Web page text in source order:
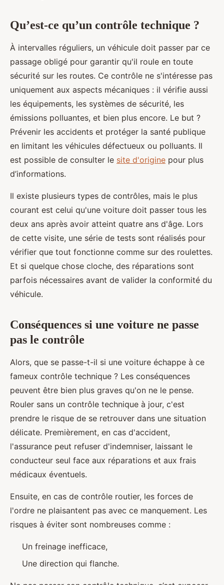
Qu’est-ce qu’un contrôle technique ?
À intervalles réguliers, un véhicule doit passer par ce
passage obligé pour garantir qu'il roule en toute
sécurité sur les routes. Ce contrôle ne s'intéresse pas
uniquement aux aspects mécaniques : il vérifie aussi
les équipements, les systèmes de sécurité, les
émissions polluantes, et bien plus encore. Le but ?
Prévenir les accidents et protéger la santé publique
en limitant les véhicules défectueux ou polluants. Il
est possible de consulter le site d'origine pour plus
d’informations.
Il existe plusieurs types de contrôles, mais le plus
courant est celui qu'une voiture doit passer tous les
deux ans après avoir atteint quatre ans d'âge. Lors
de cette visite, une série de tests sont réalisés pour
vérifier que tout fonctionne comme sur des roulettes.
Et si quelque chose cloche, des réparations sont
parfois nécessaires avant de valider la conformité du
véhicule.
Conséquences si une voiture ne passe
pas le contrôle
Alors, que se passe-t-il si une voiture échappe à ce
fameux contrôle technique ? Les conséquences
peuvent être bien plus graves qu'on ne le pense.
Rouler sans un contrôle technique à jour, c'est
prendre le risque de se retrouver dans une situation
délicate. Premièrement, en cas d'accident,
l'assurance peut refuser d'indemniser, laissant le
conducteur seul face aux réparations et aux frais
médicaux éventuels.
Ensuite, en cas de contrôle routier, les forces de
l'ordre ne plaisantent pas avec ce manquement. Les
risques à éviter sont nombreuses comme :
Un freinage inefficace,
Une direction qui flanche.